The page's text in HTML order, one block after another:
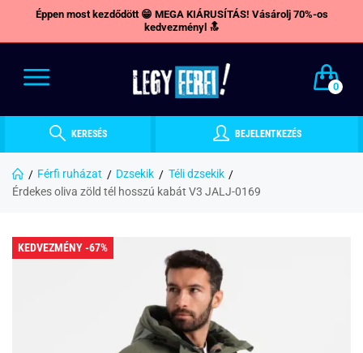
Éppen most kezdődött 😁 MEGA KIÁRUSÍTÁS! Vásárolj 70%-os
kedvezményl 🔝
0
KERESÉS BEJELENTKEZÉS
Férfi ruházat Dzsekik
Téli dzsekik
Érdekes oliva zöld tél hosszú kabát V3 JALJ-0169
KEDVEZMÉNY -67%